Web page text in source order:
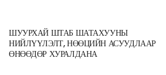
ШУУРХАЙ ШТАБ ШАТАХУУНЫ
НИЙЛҮҮЛЭЛТ, НӨӨЦИЙН АСУУДЛААР
ӨНӨӨДӨР ХУРАЛДАНА